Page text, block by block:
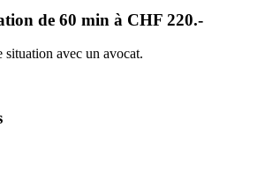
de 60 min à CHF 220.-
situation avec un avocat.